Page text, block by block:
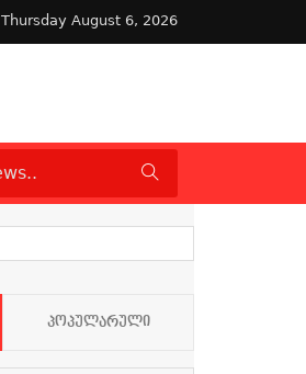
Thursday August 6, 2026
ᲞᲝᲞᲣᲚᲐᲠᲣᲚᲘ